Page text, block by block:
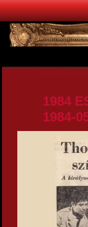
1984
1984-